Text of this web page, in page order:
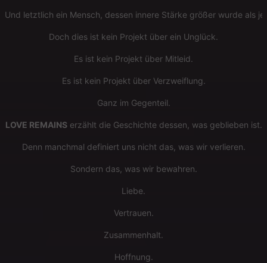
Und letztlich ein Mensch, dessen innere Stärke größer wurde als
Doch dies ist kein Projekt über ein Unglück.
Es ist kein Projekt über Mitleid.
Es ist kein Projekt über Verzweiflung.
Ganz im Gegenteil.
LOVE REMAINSerzählt die Geschichte dessen, was geblieben ist.
Denn manchmal definiert uns nicht das, was wir verlieren.
Sondern das, was wir bewahren.
Liebe.
Vertrauen.
Zusammenhalt.
Hoffnung.